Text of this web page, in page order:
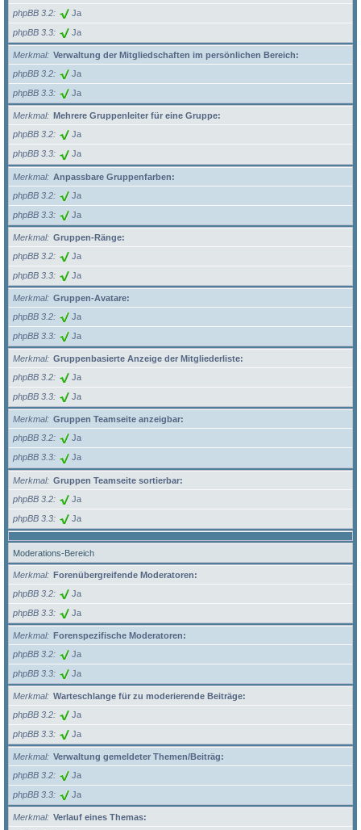
phpBB 3.2
Ja
phpBB 3.3 Ja
Merkmal
Verwaltung der Mitgliedschaften im persönlichen Bereich:
phpBB 3.2
Ja
phpBB 3.3 Ja
Merkmal
Mehrere Gruppenleiter für eine Gruppe:
phpBB 3.2
Ja
phpBB 3.3 Ja
Merkmal
Anpassbare Gruppenfarben:
phpBB 3.2
Ja
phpBB 3.3 Ja
Merkmal
Gruppen-Ränge:
phpBB 3.2
Ja
phpBB 3.3 Ja
Merkmal
Gruppen-Avatare:
phpBB 3.2
Ja
phpBB 3.3 Ja
Merkmal
Gruppenbasierte Anzeige der Mitgliederliste:
phpBB 3.2
Ja
phpBB 3.3 Ja
Merkmal
Gruppen Teamseite anzeigbar:
phpBB 3.2
Ja
phpBB 3.3 Ja
Merkmal
Gruppen Teamseite sortierbar:
phpBB 3.2
Ja
phpBB 3.3 Ja
Moderations-Bereich
Merkmal
Forenübergreifende Moderatoren:
phpBB 3.2
Ja
phpBB 3.3 Ja
Merkmal
Forenspezifische Moderatoren:
phpBB 3.2
Ja
phpBB 3.3 Ja
Merkmal
Warteschlange für zu moderierende Beiträge:
phpBB 3.2
Ja
phpBB 3.3 Ja
Merkmal
Verwaltung gemeldeter Themen/Beiträg:
phpBB 3.2
Ja
phpBB 3.3 Ja
Merkmal
Verlauf eines Themas: